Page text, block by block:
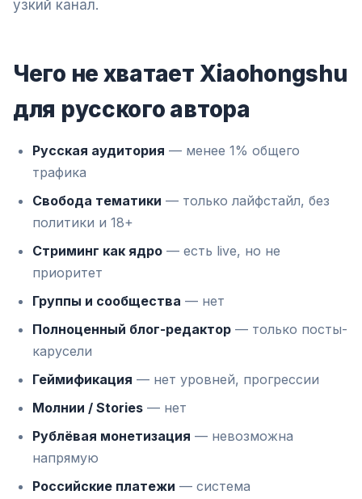
узкий канал.
Чего не хватает Xiaohongshu
для русского автора
Русская аудитория — менее 1% общего
трафика
Свобода тематики — только лайфстайл, без
политики и 18+
Стриминг как ядро — есть live, но не
приоритет
Группы и сообщества — нет
Полноценный блог-редактор — только посты-
карусели
Геймификация — нет уровней, прогрессии
Молнии / Stories — нет
Рублёвая монетизация — невозможна
напрямую
Российские платежи — система